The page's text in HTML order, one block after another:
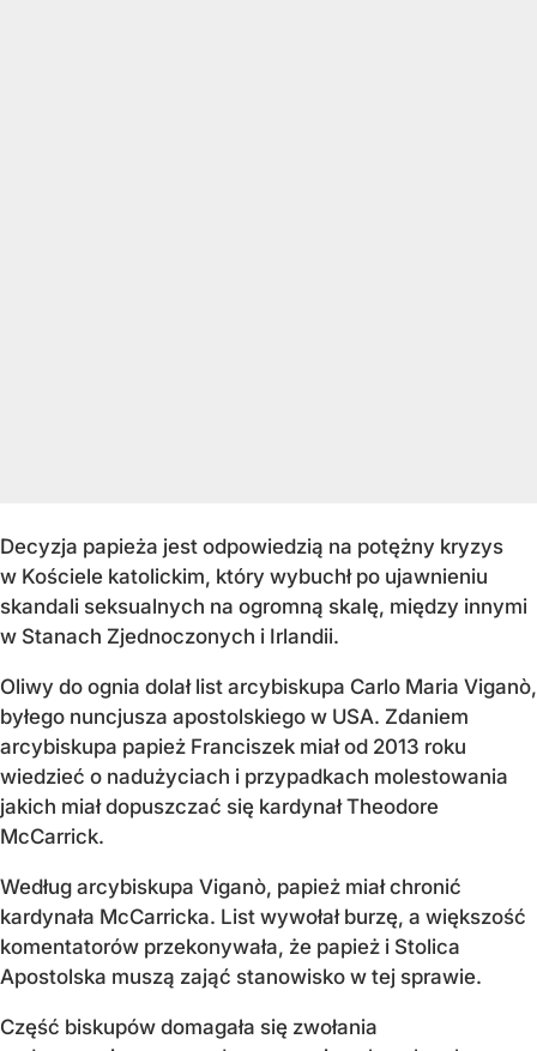
Decyzja papieża jest odpowiedzią na potężny kryzys
w Kościele katolickim, który wybuchł po ujawnieniu
skandali seksualnych na ogromną skalę, między innymi
w Stanach Zjednoczonych i Irlandii.
Oliwy do ognia dolał list arcybiskupa Carlo Maria Viganò,
byłego nuncjusza apostolskiego w USA. Zdaniem
arcybiskupa papież Franciszek miał od 2013 roku
wiedzieć o nadużyciach i przypadkach molestowania
jakich miał dopuszczać się kardynał Theodore
McCarrick.
Według arcybiskupa Viganò, papież miał chronić
kardynała McCarricka. List wywołał burzę, a większość
komentatorów przekonywała, że papież i Stolica
Apostolska muszą zająć stanowisko w tej sprawie.
Część biskupów domagała się zwołania